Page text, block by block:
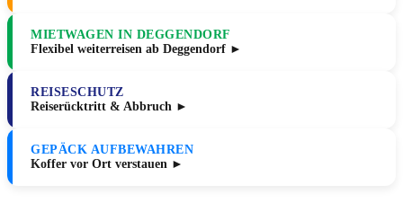
MIETWAGEN IN DEGGENDORF
Flexibel weiterreisen ab Deggendorf ►
REISESCHUTZ
Reiserücktritt & Abbruch ►
GEPÄCK AUFBEWAHREN
Koffer vor Ort verstauen ►